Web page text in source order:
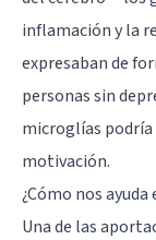
inflamación y la
expresaban de
personas sin
microglías
motivación.
¿Cómo nos
Una de las